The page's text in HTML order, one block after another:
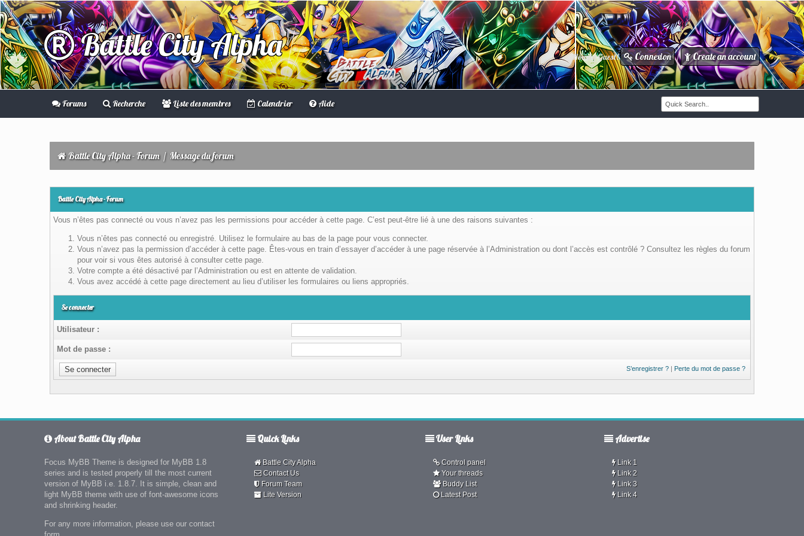
Battle City Alpha Howdy Guest! Connexion / Create an account
Forums Recherche Liste des membres Calendrier Aide
Battle City Alpha - Forum / Message du forum
Battle City Alpha - Forum
Vous n’êtes pas connecté ou vous n’avez pas les permissions pour accéder à cette page. C’est peut-être lié à une des raisons suivantes :
Vous n’êtes pas connecté ou enregistré. Utilisez le formulaire au bas de la page pour vous connecter.
Vous n’avez pas la permission d’accéder à cette page. Êtes-vous en train d’essayer d’accéder à une page réservée à l’Administration ou dont l’accès est contrôlé ? Consultez les règles du forum
pour voir si vous êtes autorisé à consulter cette page.
Votre compte a été désactivé par l’Administration ou est en attente de validation.
Vous avez accédé à cette page directement au lieu d’utiliser les formulaires ou liens appropriés.
Se connecter
Utilisateur :
Mot de passe :
S’enregistrer ?| Perte du mot de passe ?
About Battle City Alpha
Focus MyBB Theme is designed for MyBB 1.8
series and is tested properly till the most current
version of MyBB i.e. 1.8.7. It is simple, clean and
light MyBB theme with use of font-awesome icons
and shrinking header.
For any more information, please use our contact
Quick Links
Battle City Alpha
Contact Us
Forum Team
Lite Version
User Links
Control panel
Your threads
Buddy List
Latest Post
Advertise
Link 1
Link 2
Link 3
Link 4